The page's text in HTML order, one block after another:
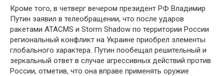
Кроме того, в четверг вечером президент РФ Владимир
Путин заявил в телеобращении, что после ударов
ракетами ATACMS и Storm Shadow по территории России
региональный конфликт на Украине приобрел элементы
глобального характера. Путин пообещал решительный и
зеркальный ответ в случае агрессивных действий против
России, отметив, что она вправе применять оружие